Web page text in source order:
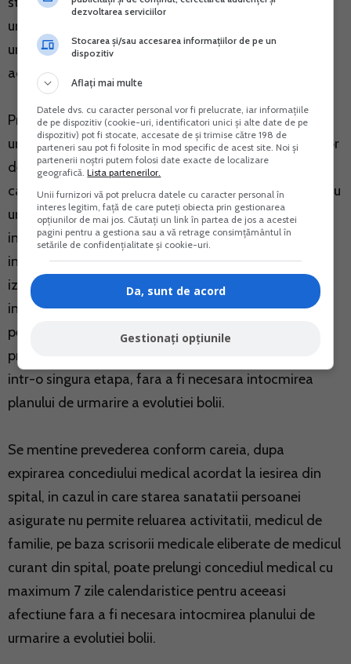
urmare a respectarii de catre acesta a planului de
urmarire a evolutiei bolii, medicii curanti nu vor mai
acorda concediu medical in continuare.
Prin exceptie, medicii curanti nu vor intocmi planul de
urmarire a evolutiei bolii in cazul eliberarii certificatelor
de concediu medical pentru unele boli speciale (boli
cardiovasculare, SIDA, neoplazii si tuberculoza), pentru
urgentele medico-chirurgicale, pentru bolile
infectocontagioase din grupa A si pentru bolile
infectocontagioase pentru care se impune masura
izolarii, precum si in situatia in care asiguratul este
internat in spital. De asemenea, concediile medicale
pentru maternitate, pentru ingrijirea copilului bolnav,
precum si in cazul riscului maternal, pot fi acordate
intr-o singura etapa, fara a fi necesara intocmirea
planului de urmarire a evolutiei bolii.
Se mentine prevederea conform careia, dupa
expirarea concediului medical acordat la iesirea din
spital, in cazul in care starea sanatatii persoanei
asigurate nu permite reluarea activitatii, medicul de
familie, pe baza scrisorii medicale eliberate de medicul
curant din spital, poate prelungi concediul medical cu
maximum 7 zile calendaristice pentru aceeasi
afectiune fara a fi necesara intocmirea planului de
urmarire a evolutiei bolii.
dezvoltarea serviciilor
Stocarea și/sau accesarea informațiilor de pe un
dispozitiv
Aflați mai multe
Datele dvs. cu caracter personal vor fi prelucrate, iar informațiile
de pe dispozitiv (cookie-uri, identificatori unici și alte date de pe
dispozitiv) pot fi stocate, accesate de și trimise către 198 de
parteneri sau pot fi folosite în mod specific de acest site. Noi și
partenerii noștri putem folosi date exacte de localizare
geografică.Lista partenerilor.
Unii furnizori vă pot prelucra datele cu caracter personal în
interes legitim, față de care puteți obiecta prin gestionarea
opțiunilor de mai jos. Căutați un link în partea de jos a acestei
pagini pentru a gestiona sau a vă retrage consimțământul în
setările de confidențialitate și cookie-uri.
Da, sunt de acord
Gestionați opțiunile